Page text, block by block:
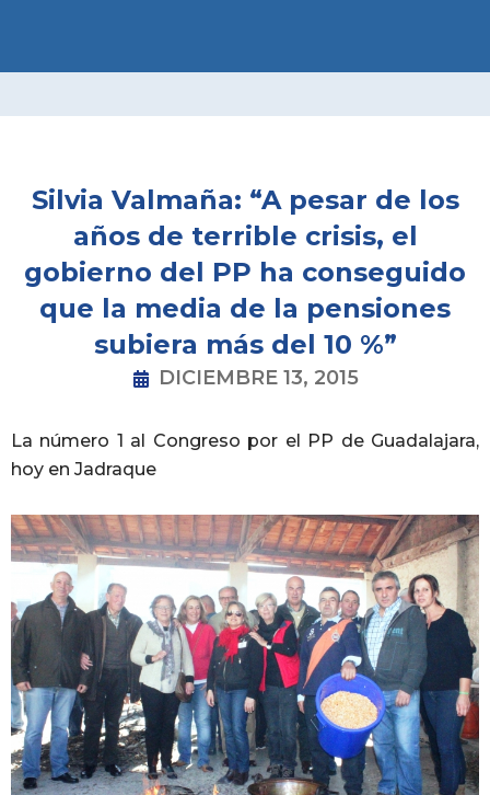
Silvia Valmaña: “A pesar de los
años de terrible crisis, el
gobierno del PP ha conseguido
que la media de la pensiones
subiera más del 10 %”
DICIEMBRE 13, 2015
La número 1 al Congreso por el PP de Guadalajara,
hoy en Jadraque